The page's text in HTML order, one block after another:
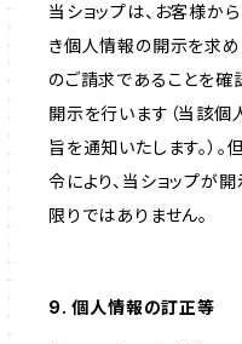
当ショップは、お客様か
き個人情報の開示を求め
のご請求であることを確
開示を行います（当該
旨を通知いたします。）
令により、当ショップが
限りではありません。
9. 個人情報の訂正等